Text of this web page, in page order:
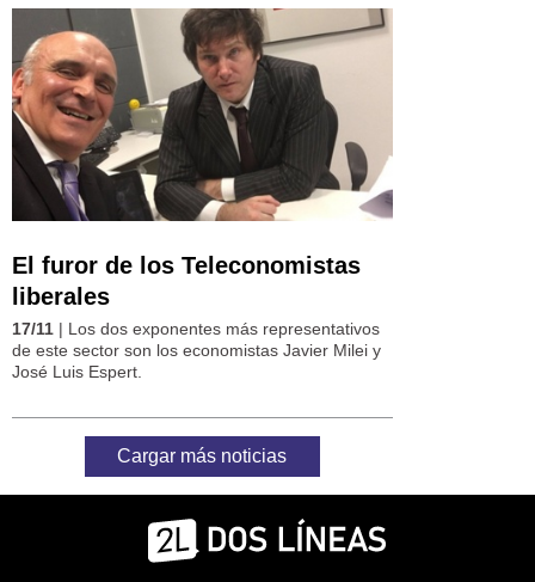
El furor de los Teleconomistas
liberales
17/11 | Los dos exponentes más representativos
de este sector son los economistas Javier Milei y
José Luis Espert.
Cargar más noticias